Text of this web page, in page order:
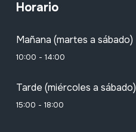
Horario
Mañana (martes a sábado)
10:00 - 14:00
Tarde (miércoles a sábado)
15:00 - 18:00